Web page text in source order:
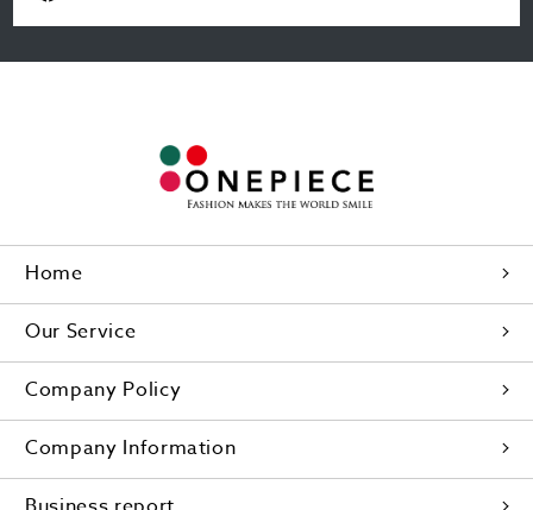
Home
Our Service
Company Policy
Company Information